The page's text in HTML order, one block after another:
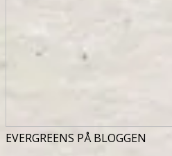
EVERGREENS PÅ BLOGGEN